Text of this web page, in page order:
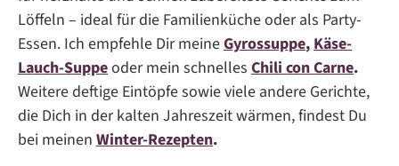
Löffeln – ideal für die Familienküche oder als Party-
Essen. Ich empfehle Dir meineGyrossuppe,Käse-
Lauch-Suppeoder mein schnelles Chili con Carne.
Weitere deftige Eintöpfe sowie viele andere Gerichte,
die Dich in der kalten Jahreszeit wärmen, findest Du
bei meinen Winter-Rezepten.